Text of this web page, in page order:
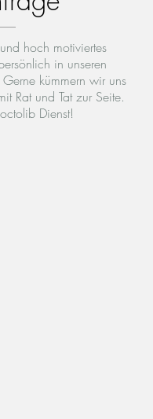
hoch motiviertes
in unseren
kümmern wir uns
Rat und Tat zur Seite.
Dienst!